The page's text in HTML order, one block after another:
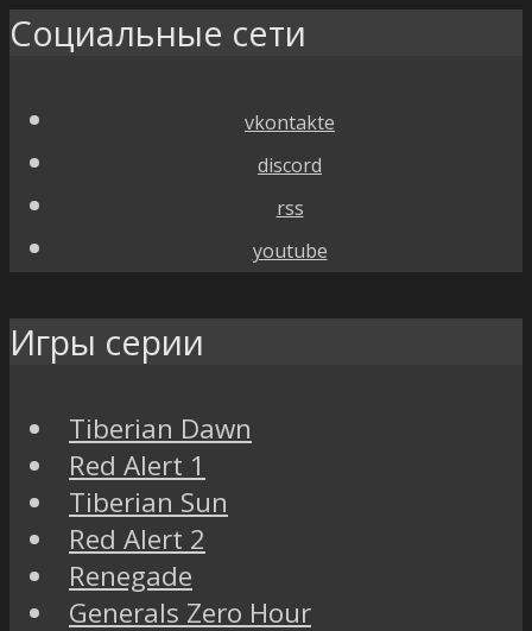
Социальные сети
vkontakte
discord
rss
youtube
Игры серии
Tiberian Dawn
Red Alert 1
Tiberian Sun
Red Alert 2
Renegade
Generals Zero Hour